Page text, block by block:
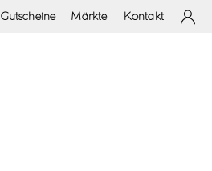
Gutscheine Märkte Kontakt